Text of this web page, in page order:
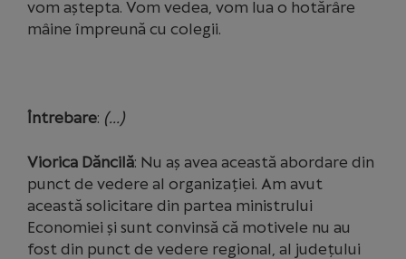
vom aștepta. Vom vedea, vom lua o hotărâre
mâine împreună cu colegii.
Întrebare: (…)
Viorica Dăncilă: Nu aș avea această abordare din
punct de vedere al organizației. Am avut
această solicitare din partea ministrului
Economiei și sunt convinsă că motivele nu au
fost din punct de vedere regional, al județului